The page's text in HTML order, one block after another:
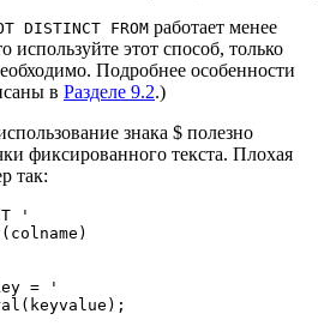
DISTINCT FROM работает менее
используйте этот способ, только
Подробнее особенности
в Разделе 9.2.)
знака $ полезно
фиксированного текста. Плохая
так:
'
= '